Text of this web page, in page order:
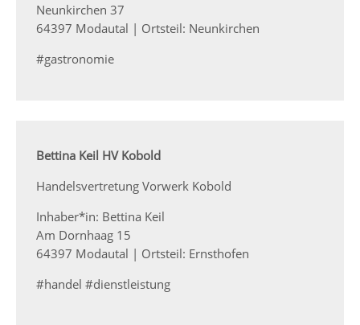
Neunkirchen 37
64397 Modautal | Ortsteil: Neunkirchen
#gastronomie
Bettina Keil HV Kobold
Handelsvertretung Vorwerk Kobold
Inhaber*in: Bettina Keil
Am Dornhaag 15
64397 Modautal | Ortsteil: Ernsthofen
#handel #dienstleistung